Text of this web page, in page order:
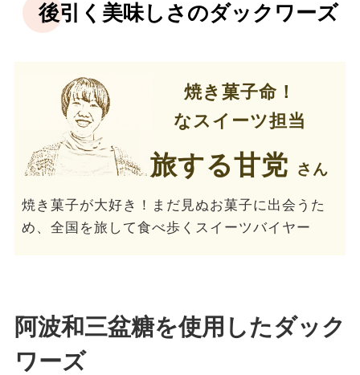
後引く美味しさのダックワーズ
焼き菓子命！
なスイーツ担当
旅する甘党 さん
焼き菓子が大好き！まだ見ぬお菓子に出会うた
め、全国を旅して食べ歩くスイーツバイヤー
阿波和三盆糖を使用したダック
ワーズ